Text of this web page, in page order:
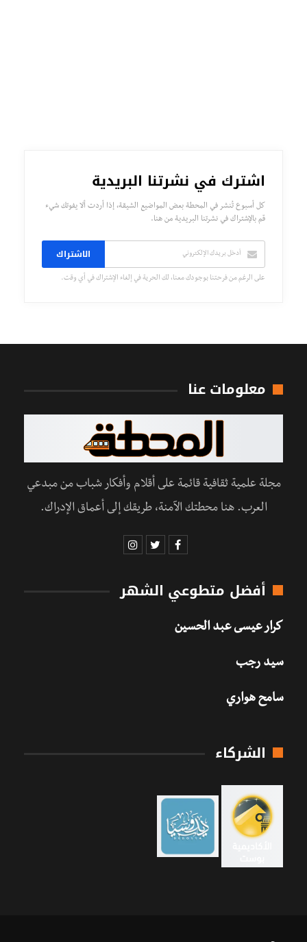
اشترك في نشرتنا البريدية
كل أسبوع تُنشر في المحطة بعض المواضيع الشيقة، إذا أردت ألا يفوتك شيء
قم بالإشتراك في نشرتنا البريدية من هنا.
الاشتراك
على الرغم من فرحتنا بوجودك معنا، لك الحرية في إلغاء الإشتراك في أي وقت.
معلومات عنا
مجلة علمية ثقافية قائمة على أقلام وأفكار شباب من مبدعي
العرب. هنا محطتك الآمنة، طريقك إلى أعماق الإدراك.
أفضل متطوعي الشهر
كرار عيسى عبد الحسين
سيد رجب
سامح هواري
الشركاء